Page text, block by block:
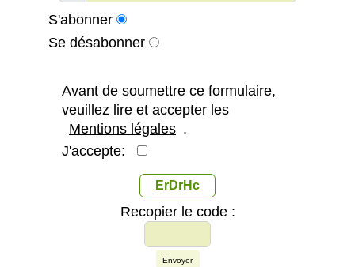
S'abonner
Se désabonner
Avant de soumettre ce formulaire,
veuillez lire et accepter les
Mentions légales .
J'accepte:
ErDrHc
Recopier le code :
Envoyer